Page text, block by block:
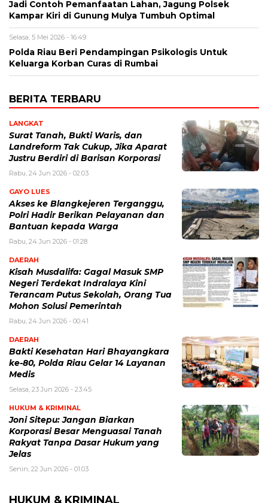
Jadi Contoh Pemanfaatan Lahan, Jagung Polsek
Kampar Kiri di Gunung Mulya Tumbuh Optimal
Selasa, 5 Mei 2026 - 16:49
Polda Riau Beri Pendampingan Psikologis Untuk
Keluarga Korban Curas di Rumbai
BERITA TERBARU
LANGKAT
Surat Tanah, Bukti Waris, dan
Landreform Tak Cukup, Jika Aparat
Justru Berdiri di Barisan Korporasi
Rabu, 24 Jun 2026 - 02:03
GAYO LUES
Akses ke Blangkejeren Terganggu,
Polri Hadir Berikan Pelayanan dan
Bantuan kepada Warga
Rabu, 24 Jun 2026 - 01:28
DAERAH
Kisah Musdalifa: Gagal Masuk SMP
Negeri Terdekat Indralaya Kini
Terancam Putus Sekolah, Orang Tua
Mohon Solusi Pemerintah
Rabu, 24 Jun 2026 - 00:41
DAERAH
Bakti Kesehatan Hari Bhayangkara
ke-80, Polda Riau Gelar 14 Layanan
Medis
Selasa, 23 Jun 2026 - 23:45
HUKUM & KRIMINAL
Joni Sitepu: Jangan Biarkan
Korporasi Besar Menguasai Tanah
Rakyat Tanpa Dasar Hukum yang
Jelas
Senin, 22 Jun 2026 - 01:03
HUKUM & KRIMINAL